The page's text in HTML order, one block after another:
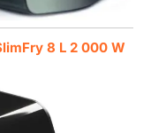
8 L 2 000 W